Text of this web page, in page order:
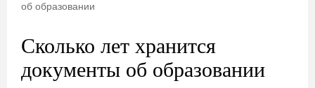
об образовании
Сколько лет хранится
документы об образовании